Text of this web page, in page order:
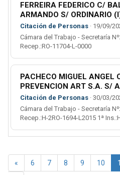
FERREIRA FEDERICO C/
ARMANDO S/ ORDINARIO
Citación de Personas · 19/09/
Cámara del Trabajo - Secretaría
Recep.:RO-11704-L-0000
PACHECO MIGUEL ANGEL
PREVENCION ART S.A. S/
TRABAJO (l)
Citación de Personas · 30/03/
Cámara del Trabajo - Secretaría
Recep.:H-2RO-1694-L2015 1ª
« 6 7 8 9 10